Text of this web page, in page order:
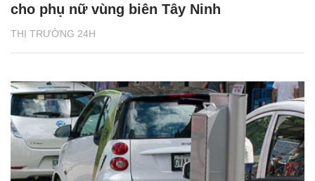
THỊ TRƯỜNG 24H
cho phụ nữ vùng biên Tây Ninh